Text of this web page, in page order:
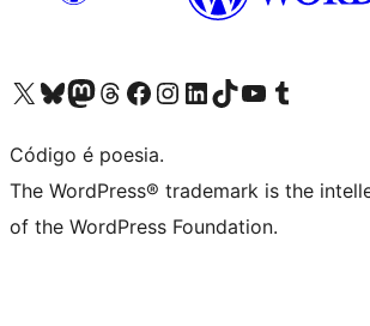
Visite a nossa conta X (antigo Twitter)
Visit our Bluesky account
Visit our Mastodon account
Visit our Threads account
Visite a nossa página do Facebook
Visite a nossa conta no Instagram
Visite a nossa conta no LinkedIn
Visit our TikTok account
Visit our YouTube channel
Visit our Tumblr account
Código é poesia.
The WordPress® trademark is the
of the WordPress Foundation.